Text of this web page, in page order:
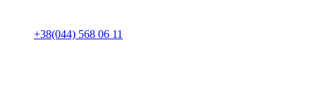
+38(044) 568 06 11